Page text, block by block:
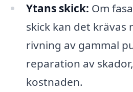
Ytans skick: Om
skick kan det krävas
rivning av gammal
reparation av
kostnaden.